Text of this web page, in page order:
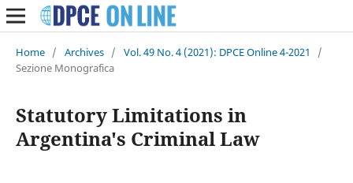
Home / Archives / Vol. 49 No. 4 (2021): DPCE Online 4-2021
/
Sezione Monografica
Statutory Limitations in
Argentina's Criminal Law